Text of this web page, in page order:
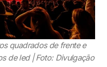
quadrados de frente e
de led | Foto: Divulgação